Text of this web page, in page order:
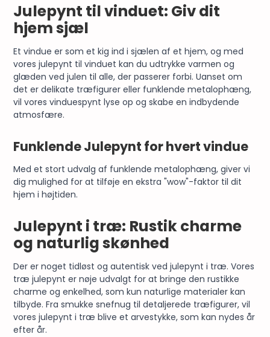
Julepynt til vinduet: Giv dit
hjem sjæl
Et vindue er som et kig ind i sjælen af et hjem, og med
vores julepynt til vinduet kan du udtrykke varmen og
glæden ved julen til alle, der passerer forbi. Uanset om
det er delikate træfigurer eller funklende metalophæng,
vil vores vinduespynt lyse op og skabe en indbydende
atmosfære.
Funklende Julepynt for hvert vindue
Med et stort udvalg af funklende metalophæng, giver vi
dig mulighed for at tilføje en ekstra "wow"-faktor til dit
hjem i højtiden.
Julepynt i træ: Rustik charme
og naturlig skønhed
Der er noget tidløst og autentisk ved julepynt i træ. Vores
træ julepynt er nøje udvalgt for at bringe den rustikke
charme og enkelhed, som kun naturlige materialer kan
tilbyde. Fra smukke snefnug til detaljerede træfigurer, vil
vores julepynt i træ blive et arvestykke, som kan nydes år
efter år.